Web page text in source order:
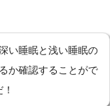
い睡眠と浅い睡眠の
か確認することがで